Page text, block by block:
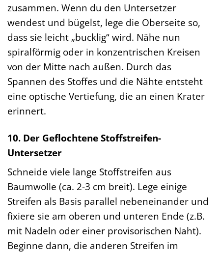
zusammen. Wenn du den Untersetzer
wendest und bügelst, lege die Oberseite so,
dass sie leicht „bucklig“ wird. Nähe nun
spiralförmig oder in konzentrischen Kreisen
von der Mitte nach außen. Durch das
Spannen des Stoffes und die Nähte entsteht
eine optische Vertiefung, die an einen Krater
erinnert.
10. Der Geflochtene Stoffstreifen-
Untersetzer
Schneide viele lange Stoffstreifen aus
Baumwolle (ca. 2-3 cm breit). Lege einige
Streifen als Basis parallel nebeneinander und
fixiere sie am oberen und unteren Ende (z.B.
mit Nadeln oder einer provisorischen Naht).
Beginne dann, die anderen Streifen im